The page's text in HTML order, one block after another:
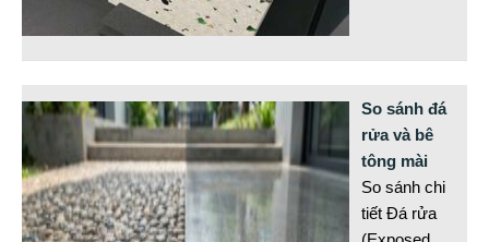
So sánh đá
rửa và bê
tông mài
So sánh chi
tiết Đá rửa